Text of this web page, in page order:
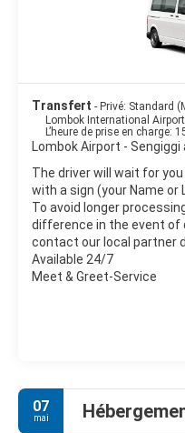
les excursions. Les mois
période pour voyager. En
mer peut être perturbée et
Transfert - Privé: Standard
Lombok International Airport
L’heure de prise en charge:
Lombok Airport -
The driver will wait for
with a sign (your Name or
To avoid longer
difference in the event of
contact our local partner
Available 24/7
Meet & Greet-Service
07
mai